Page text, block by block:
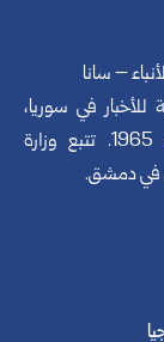
– سانا
للأخبار في سوريا،
تأسست في 24 يونيو 1965. تتبع وزارة
في دمشق.